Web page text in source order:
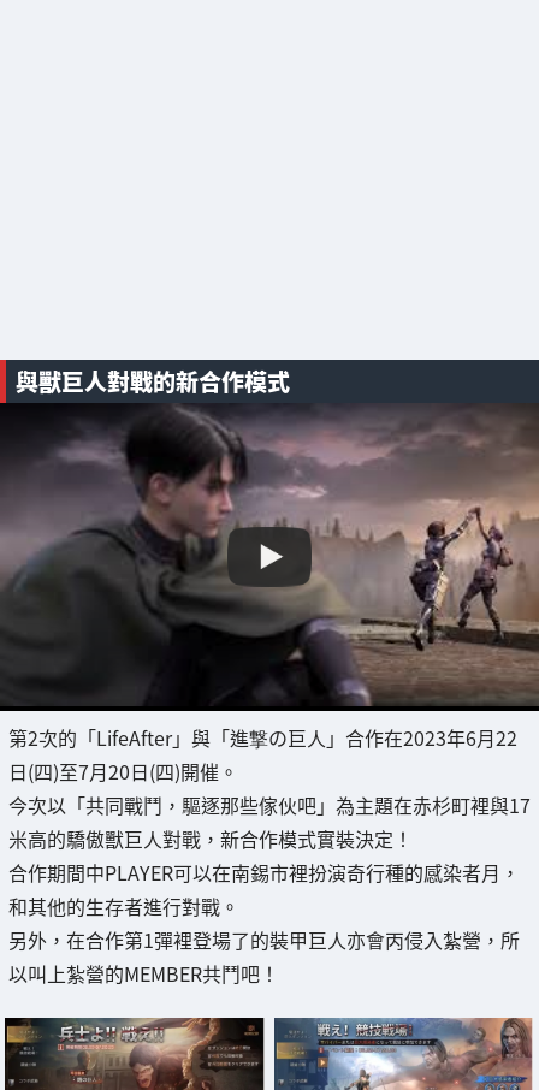
與獸巨人對戰的新合作模式
第2次的「LifeAfter」與「進撃の巨人」合作在2023年6月22
日(四)至7月20日(四)開催。
今次以「共同戰鬥，驅逐那些傢伙吧」為主題在赤杉町裡與17
米高的驕傲獸巨人對戰，新合作模式實裝決定！
合作期間中PLAYER可以在南錫市裡扮演奇行種的感染者月，
和其他的生存者進行對戰。
另外，在合作第1彈裡登場了的裝甲巨人亦會丙侵入紮營，所
以叫上紮營的MEMBER共鬥吧！